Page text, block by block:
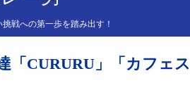
戦への第一歩を踏み出す！
「CURURU」「カフェス